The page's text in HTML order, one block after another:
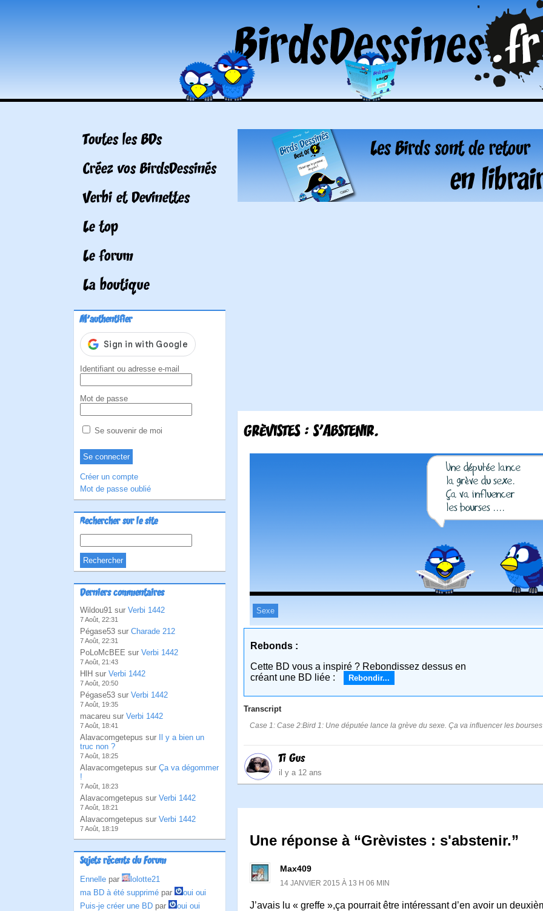
Toutes les BDs
Créez vos BirdsDessinés
Verbi et Devinettes
Le top
Le forum
La boutique
M'authentifier
Identifiant ou adresse e-mail
Mot de passe
Se souvenir de moi
Créer un compte
Mot de passe oublié
Rechercher sur le site
Derniers commentaires
Wildou91 sur Verbi 1442
7 Août, 22:31
Pégase53 sur Charade 212
7 Août, 22:31
PoLoMcBEE sur Verbi 1442
7 Août, 21:43
HlH sur Verbi 1442
7 Août, 20:50
Pégase53 sur Verbi 1442
7 Août, 19:35
macareu sur Verbi 1442
7 Août, 18:41
Alavacomgetepus sur
Il y a bien un
truc non ?
7 Août, 18:25
Alavacomgetepus sur Ça va dégommer
!
7 Août, 18:23
Alavacomgetepus sur Verbi 1442
7 Août, 18:21
Alavacomgetepus sur Verbi 1442
7 Août, 18:19
Sujets récents du Forum
Ennelle par
lolotte21
ma BD à été supprimé par
oui oui
Puis-je créer une BD par
oui oui
GRÈVISTES : S'ABSTENIR.
Sexe
Rebonds :
Cette BD vous a inspiré ? Rebondissez dessus en
créant une BD liée :
Rebondir...
Transcript
Case 1: Case 2:Bird 1: Une députée lance la grève du sexe. Ça va influencer les
Ti Gus
il y a 12 ans
Une réponse à “Grèvistes : s'abstenir.”
Max409
14 JANVIER 2015 À 13 H 06 MIN
J’avais lu « greffe »,ça pourrait être intéressant d’en avoir un